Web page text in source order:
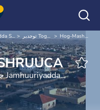
جمهورية أرض الصومال Jamhuuriyadda Soomaaliland توجدير Togdheer Hog-Mashruuca